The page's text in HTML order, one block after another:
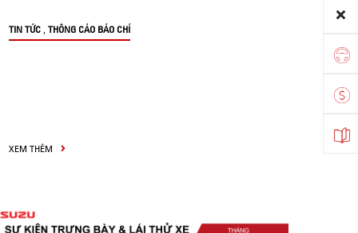
TIN TỨC , THÔNG CÁO BÁO CHÍ
XEM THÊM